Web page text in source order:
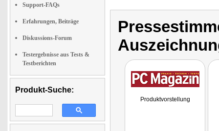
Support-FAQs
Erfahrungen, Beiträge
Diskussions-Forum
Testergebnisse aus Tests &
Testberichten
Produkt-Suche:
Produktvorstellung